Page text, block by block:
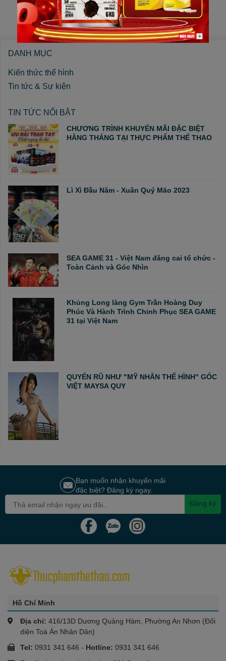
1 2 3
DANH MỤC
Kiến thức thể hình
Tin tức & Sự kiện
TIN TỨC NỔI BẬT
CHƯƠNG TRÌNH KHUYẾN MÃI ĐẶC BIỆT
HẰNG THÁNG TẠI THỰC PHẨM THỂ THAO
Lì Xì Đầu Năm - Xuân Quý Mão 2023
SEA GAME 31 - Việt Nam đăng cai tổ chức -
Toàn Cảnh và Góc Nhìn
Khủng Long làng Gym Trần Hoàng Duy
Phúc Và Hành Trình Chinh Phục SEA GAME
31 tại Việt Nam
QUYẾN RŨ NHƯ "MỸ NHÂN THỂ HÌNH" GỐC
VIỆT MAYSA QUY
Bạn muốn nhận khuyến mãi
đặc biệt? Đăng ký ngay.
Đăng ký
Hồ Chí Minh
Địa chỉ: 416/13D Dương Quảng Hàm, Phường An Nhơn (Đối
diện Toà Án Nhân Dân)
Tel: 0931 341 646 - Hotline: 0931 341 646